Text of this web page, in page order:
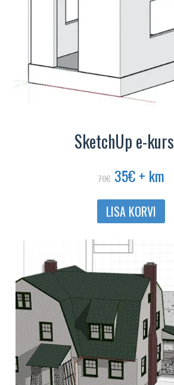
SketchUp e-
70€ Algne
oli:
70€.
35€Praegune
on:
35€.
+ km
LISA KORVI